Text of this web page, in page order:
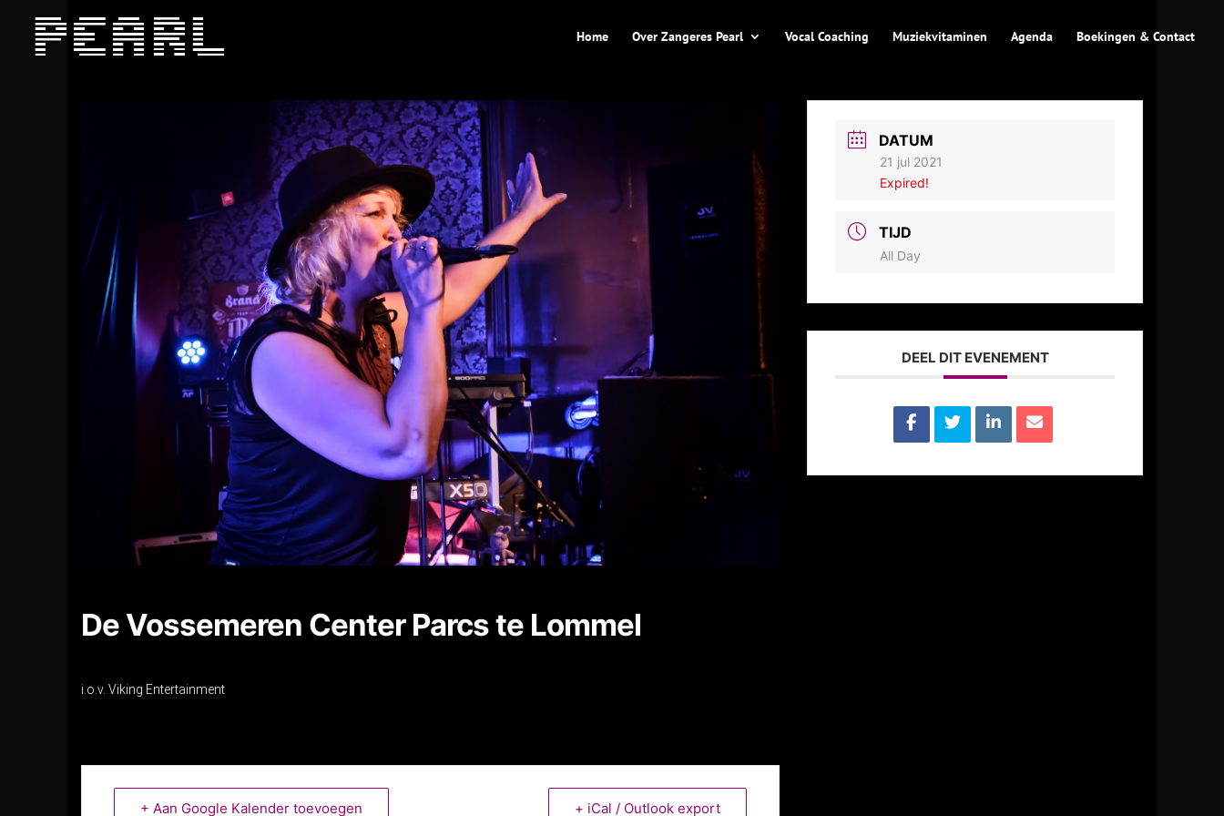
Home Over Zangeres Pearl Vocal Coaching Muziekvitaminen Agenda Boekingen & Contact
De Vossemeren Center Parcs te Lommel
i.o.v. Viking Entertainment
+ Aan Google Kalender toevoegen + iCal / Outlook export
DATUM
21 jul 2021
Expired!
TIJD
All Day
DEEL DIT EVENEMENT